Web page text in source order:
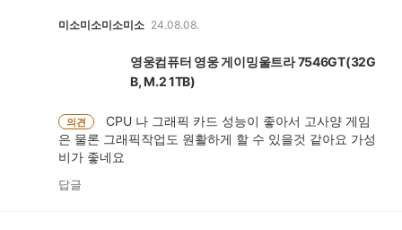
미소미소미소미소 24.08.08.
영웅컴퓨터 영웅 게이밍울트라 7546GT(32G
B, M.2 1TB)
의견
CPU 나 그래픽 카드 성능이 좋아서 고사양 게임
은 물론 그래픽작업도 원활하게 할 수 있을것 같아요 가성
비가 좋네요
답글